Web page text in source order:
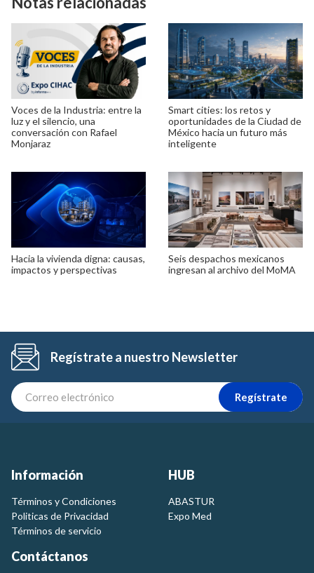
Voces de la Industria: entre la
luz y el silencio, una
conversación con Rafael
Monjaraz
Smart cities: los retos y
oportunidades de la Ciudad de
México hacia un futuro más
inteligente
Hacia la vivienda digna: causas,
impactos y perspectivas
Seis despachos mexicanos
ingresan al archivo del MoMA
Regístrate a nuestro Newsletter
Regístrate
Información
Términos y Condiciones
Politicas de Privacidad
Términos de servicio
HUB
ABASTUR
Expo Med
Contáctanos